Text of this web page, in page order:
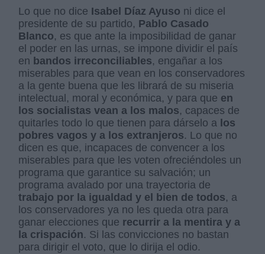
Lo que no dice Isabel Díaz Ayuso ni dice el
presidente de su partido, Pablo Casado
Blanco, es que ante la imposibilidad de ganar
el poder en las urnas, se impone dividir el país
en bandos irreconciliables, engañar a los
miserables para que vean en los conservadores
a la gente buena que les librará de su miseria
intelectual, moral y económica, y para que en
los socialistas vean a los malos, capaces de
quitarles todo lo que tienen para dárselo a los
pobres vagos y a los extranjeros. Lo que no
dicen es que, incapaces de convencer a los
miserables para que les voten ofreciéndoles un
programa que garantice su salvación; un
programa avalado por una trayectoria de
trabajo por la igualdad y el bien de todos, a
los conservadores ya no les queda otra para
ganar elecciones que recurrir a la mentira y a
la crispación. Si las convicciones no bastan
para dirigir el voto, que lo dirija el odio.